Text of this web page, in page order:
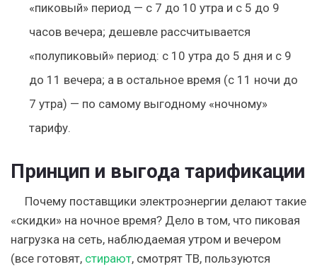
«пиковый» период — с 7 до 10 утра и с 5 до 9
часов вечера; дешевле рассчитывается
«полупиковый» период: с 10 утра до 5 дня и с 9
до 11 вечера; а в остальное время (с 11 ночи до
7 утра) — по самому выгодному «ночному»
тарифу.
Принцип и выгода тарификации
Почему поставщики электроэнергии делают такие
«скидки» на ночное время? Дело в том, что пиковая
нагрузка на сеть, наблюдаемая утром и вечером
(все готовят, стирают, смотрят ТВ, пользуются